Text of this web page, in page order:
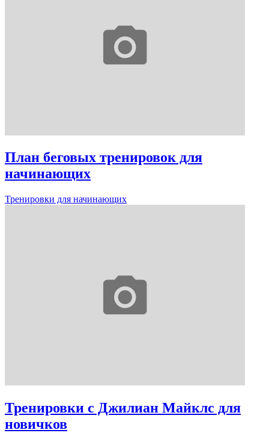
План беговых тренировок для
начинающих
Тренировки для начинающих
Тренировки с Джилиан Майклс для
новичков